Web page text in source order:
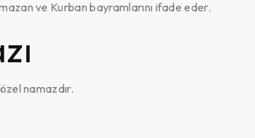
ve Kurban bayramlarını ifade eder.
namazdır.